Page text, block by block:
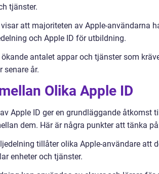
tjänster.
att majoriteten av Apple-användarna
och Apple ID för utbildning.
antalet appar och tjänster som
senare år.
Olika Apple ID
Apple ID ger en grundläggande åtkomst
dem. Här är några punkter att tänka
tillåter olika Apple-användare att
enheter och tjänster.